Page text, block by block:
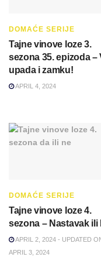
DOMAĆE SERIJE
Tajne vinove loze 3.
sezona 35. epizoda –
upada i zamku!
APRIL 4, 2024
DOMAĆE SERIJE
Tajne vinove loze 4.
sezona – Nastavak ili
APRIL 2, 2024 - UPDATED
APRIL 3, 2024